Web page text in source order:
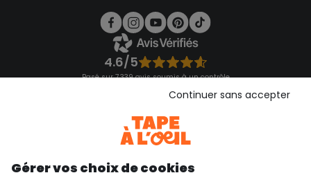
4.6/5
Basé sur 7 339 avis soumis à un contrôle
Consulter les CGU
Gérer vos choix de cookies
Continuer sans accepter